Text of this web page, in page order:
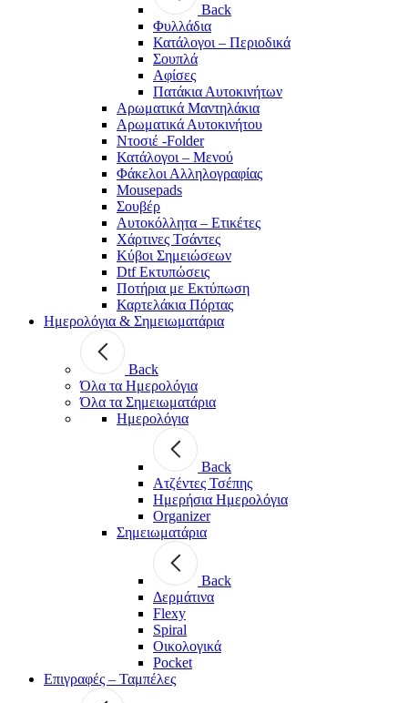
Back
Φυλλάδια
Κατάλογοι – Περιοδικά
Σουπλά
Αφίσες
Πατάκια Αυτοκινήτων
Αρωματικά Μαντηλάκια
Αρωματικά Αυτοκινήτου
Ντοσιέ -Folder
Κατάλογοι – Μενού
Φάκελοι Αλληλογραφίας
Mousepads
Σουβέρ
Αυτοκόλλητα – Ετικέτες
Χάρτινες Τσάντες
Κύβοι Σημειώσεων
Dtf Εκτυπώσεις
Ποτήρια με Εκτύπωση
Καρτελάκια Πόρτας
Ημερολόγια & Σημειωματάρια
Back
Όλα τα Ημερολόγια
Όλα τα Σημειωματάρια
Ημερολόγια
Back
Ατζέντες Τσέπης
Ημερήσια Ημερολόγια
Organizer
Σημειωματάρια
Back
Δερμάτινα
Flexy
Spiral
Οικολογικά
Pocket
Επιγραφές – Ταμπέλες